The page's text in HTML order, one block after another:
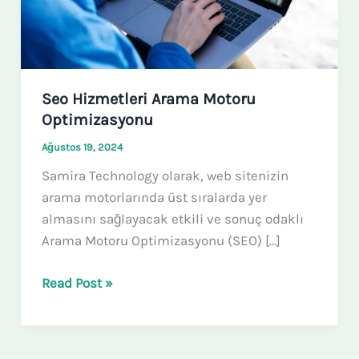
Seo Hizmetleri Arama Motoru
Optimizasyonu
Ağustos 19, 2024
Samira Technology olarak, web sitenizin
arama motorlarında üst sıralarda yer
almasını sağlayacak etkili ve sonuç odaklı
Arama Motoru Optimizasyonu (SEO) […]
Read Post »